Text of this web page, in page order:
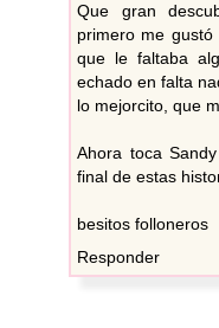
Que gran
primero me
que le faltaba
echado en falta
lo mejorcito, que
Ahora toca
final de estas
besitos folloneros
Responder